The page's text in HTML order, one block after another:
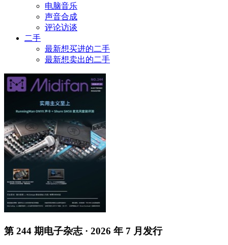
电脑音乐
声音合成
评论访谈
二手
最新想买进的二手
最新想卖出的二手
第 244 期电子杂志 · 2026 年 7 月发行